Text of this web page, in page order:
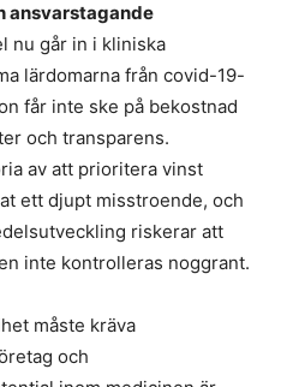
ansvarstagande
nu går in i kliniska
lärdomarna från covid-19-
får inte ske på bekostnad
och transparens.
av att prioritera vinst
ett djupt misstroende, och
riskerar att
inte kontrolleras noggrant.
måste kräva
och